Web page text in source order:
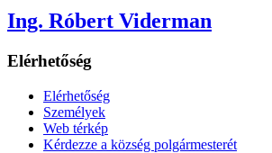
Ing. Róbert Viderman
Elérhetőség
Elérhetőség
Személyek
Web térkép
Kérdezze a község polgármesterét